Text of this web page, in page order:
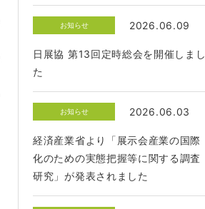
お知らせ 2026.06.09
日展協 第13回定時総会を開催しまし
た
お知らせ 2026.06.03
経済産業省より「展示会産業の国際
化のための実態把握等に関する調査
研究」が発表されました